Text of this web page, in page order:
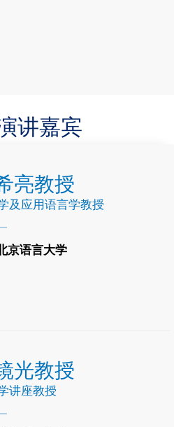
讲嘉宾
亮教授
及应用语言学教授
京语言大学
光教授
讲座教授